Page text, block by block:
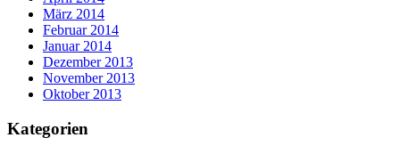
März 2014
Februar 2014
Januar 2014
Dezember 2013
November 2013
Oktober 2013
Kategorien